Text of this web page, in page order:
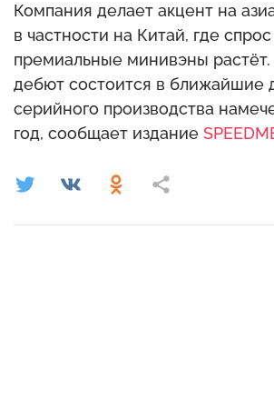
Компания делает акцент на
в частности на Китай, где
премиальные минивэны
дебют состоится в ближайшие
серийного производства
год, сообщает издание